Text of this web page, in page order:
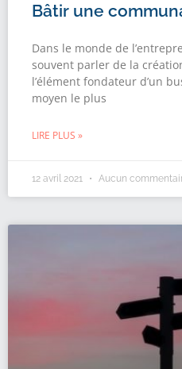
Bâtir une
Dans le monde de
souvent parler de la
l’élément fondateur d’un
moyen le plus
LIRE PLUS »
12 avril 2021 Aucun